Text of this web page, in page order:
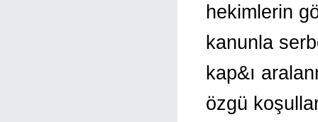
hekimlerin
kanunla
kap&ı
özgü